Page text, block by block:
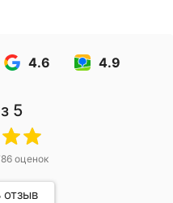
4.6 4.9
5
оценок
отзыв